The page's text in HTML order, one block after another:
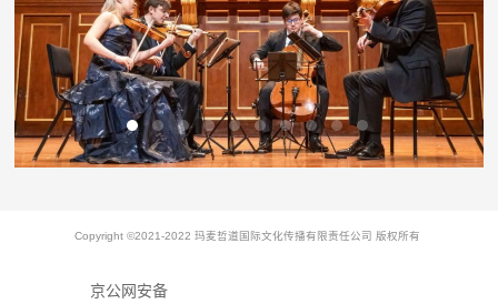
Copyright ©2021-2022 玛麦哲道国际文化传播有限责任公司 版权所有
京公网安备